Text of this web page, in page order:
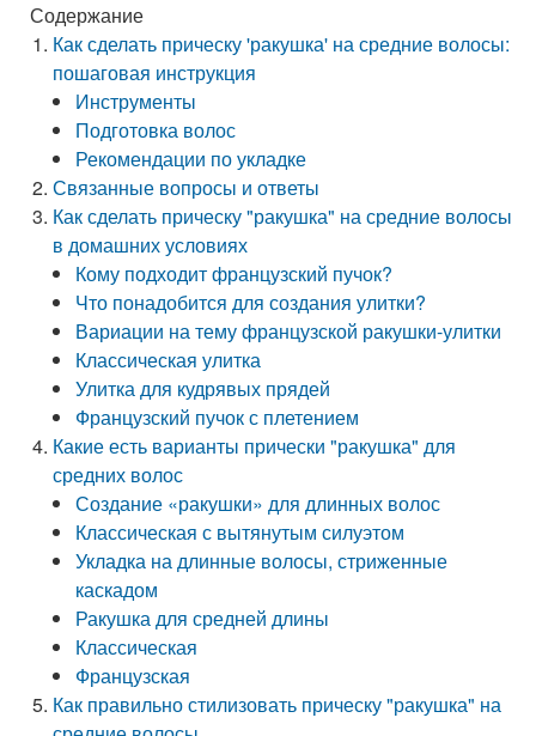
Содержание
Как сделать прическу 'ракушка' на средние волосы:
пошаговая инструкция
Инструменты
Подготовка волос
Рекомендации по укладке
Связанные вопросы и ответы
Как сделать прическу "ракушка" на средние волосы
в домашних условиях
Кому подходит французский пучок?
Что понадобится для создания улитки?
Вариации на тему французской ракушки-улитки
Классическая улитка
Улитка для кудрявых прядей
Французский пучок с плетением
Какие есть варианты прически "ракушка" для
средних волос
Создание «ракушки» для длинных волос
Классическая с вытянутым силуэтом
Укладка на длинные волосы, стриженные
каскадом
Ракушка для средней длины
Классическая
Французская
Как правильно стилизовать прическу "ракушка" на